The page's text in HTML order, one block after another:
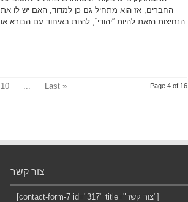
החברים, אז הוא מתחיל גם כן למדוד, האם יש לו את
הנחיצות הזאת להיות “יהודי”, להיות באיחוד עם הבורא או
...
Page 4 of 16
10 ... Last »
צור קשר
[contact-form-7 id="317" title="צור קשר"]